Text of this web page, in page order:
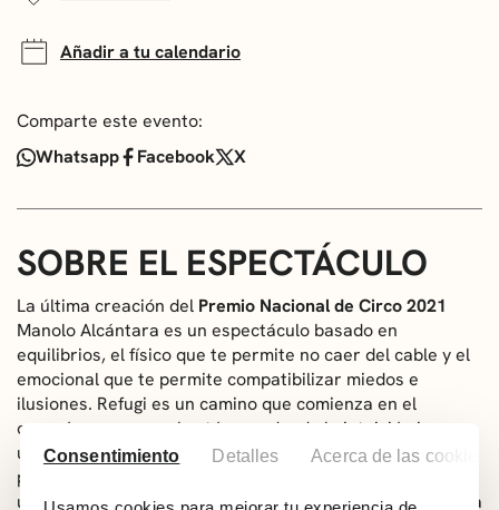
Consentimiento Detalles Acerca de las cookies
Añadir a tu calendario
Comparte este evento:
Whatsapp
Facebook X
SOBRE EL ESPECTÁCULO
La última creación del Premio Nacional de Circo 2021
Manolo Alcántara es un espectáculo basado en
equilibrios, el físico que te permite no caer del cable y el
emocional que te permite compatibilizar miedos e
ilusiones. Refugi es un camino que comienza en el
corazón, pasa por el estómago donde la intuición juega
un papel decisivo y recala en el escenario para que el
público dé continuidad a este caminar.
una lucha con el desgaste físico y energético que conlleva